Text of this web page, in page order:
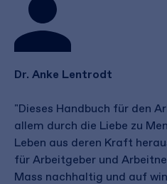
Dr. Anke Lentrodt
"Dieses Handbuch für den
allem durch die Liebe zu
Leben aus deren Kraft
für Arbeitgeber und
Mass nachhaltig und auf